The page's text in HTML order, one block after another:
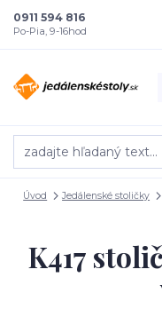
0911 594 816
Po-Pia, 9-16hod
Úvod Jedálenské stoličky
K417